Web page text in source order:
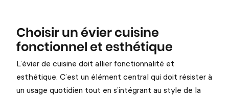
Choisir un évier cuisine
fonctionnel et esthétique
L’évier de cuisine doit allier fonctionnalité et
esthétique. C’est un élément central qui doit résister à
un usage quotidien tout en s’intégrant au style de la